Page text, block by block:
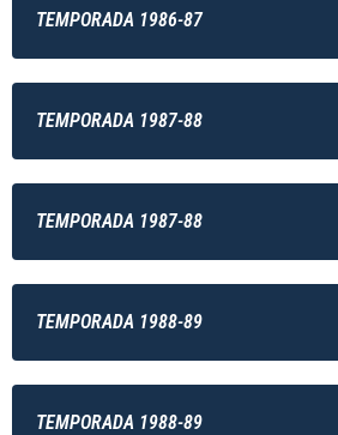
TEMPORADA 1986-87
TEMPORADA 1987-88
TEMPORADA 1987-88
TEMPORADA 1988-89
TEMPORADA 1988-89